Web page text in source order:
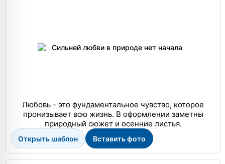
Любовь - это фундаментальное чувство, которое
пронизывает всю жизнь. В оформлении заметны
природный сюжет и осенние листья.
Открыть шаблон Вставить фото